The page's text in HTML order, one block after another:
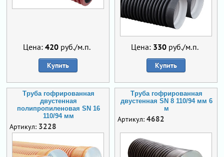
Цена: 420 руб./м.п.
Купить
Цена: 330 руб./м.п.
Купить
Труба гофрированная
двустенная
полипропиленовая SN 16
110/94 мм
Артикул: 3228
Труба гофрированная
двустенная SN 8 110/94 мм 6
м
Артикул: 4682